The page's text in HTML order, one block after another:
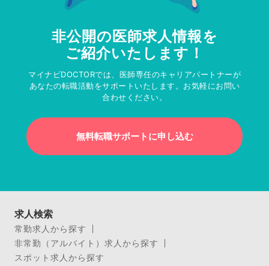
非公開の医師求人情報を
ご紹介いたします！
マイナビDOCTORでは、医師専任のキャリアパートナーが
あなたの転職活動をサポートいたします。お気軽にお問い
合わせください。
無料転職サポートに申し込む
求人検索
常勤求人から探す
非常勤（アルバイト）求人から探す
スポット求人から探す